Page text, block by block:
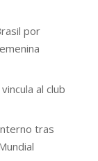
por
al club
tras